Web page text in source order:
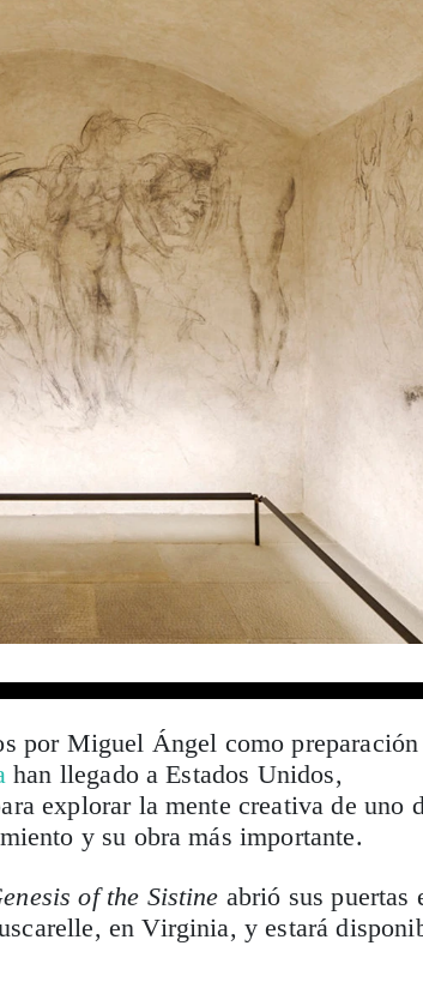
por Miguel Ángel como preparación
han llegado a Estados Unidos,
explorar la mente creativa de uno
y su obra más importante.
of the Sistine abrió sus puertas
en Virginia, y estará